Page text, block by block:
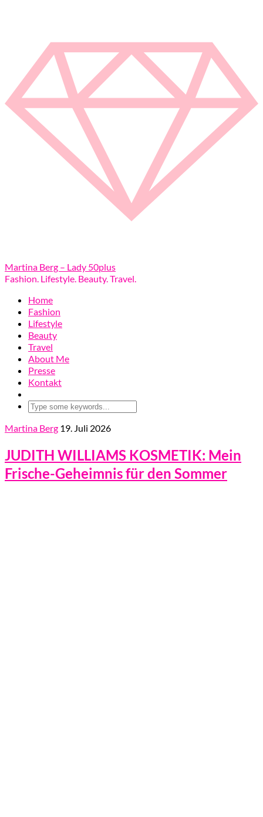
Martina Berg – Lady 50plus
Fashion. Lifestyle. Beauty. Travel.
Home
Fashion
Lifestyle
Beauty
Travel
About Me
Presse
Kontakt
Martina Berg 19. Juli 2026
JUDITH WILLIAMS KOSMETIK: Mein
Frische-Geheimnis für den Sommer